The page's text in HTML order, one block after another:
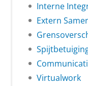
Interne
Extern
Virtualwork